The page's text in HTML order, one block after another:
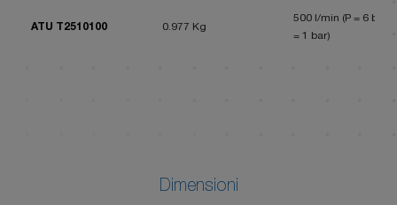
ATU T2510100 0.977 Kg
500 l/min (P = 6 bar,
= 1 bar)
Dimensioni